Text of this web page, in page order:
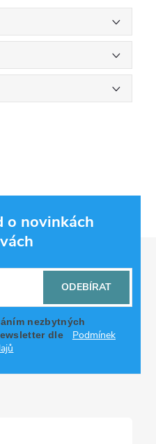
o novinkách
nezbytných
dle
Podmínek
ODEBÍRAT